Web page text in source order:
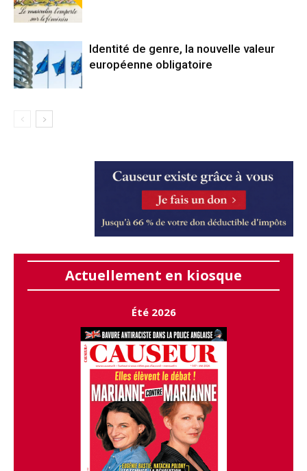
Identité de genre, la nouvelle valeur
européenne obligatoire
Actuellement en kiosque
Été 2026